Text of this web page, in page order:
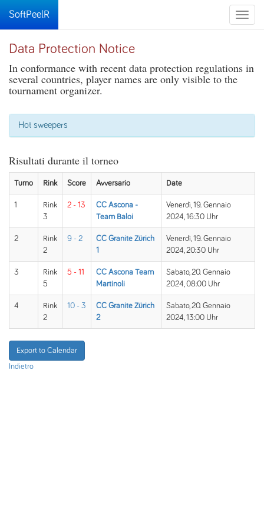
Toggle
SoftPeelR
Data Protection Notice
In conformance with recent data protection regulations in
several countries, player names are only visible to the
tournament organizer.
Hot sweepers
Risultati durante il torneo
Turno Rink Score Avversario Date
1
Rink
3
2 - 13
CC Ascona -
Team Baloi
Venerdì, 19. Gennaio
2024, 16:30 Uhr
2
Rink
2
9 - 2
CC Granite Zürich
1
Venerdì, 19. Gennaio
2024, 20:30 Uhr
3
Rink
5
5 - 11
CC Ascona Team
Martinoli
Sabato, 20. Gennaio
2024, 08:00 Uhr
4
Rink
2
10 - 3
CC Granite Zürich
2
Sabato, 20. Gennaio
2024, 13:00 Uhr
Export to Calendar
Indietro